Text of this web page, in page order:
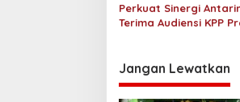
s
Perkuat Sinergi
Terima Audiensi KPP
Jangan Lewatkan